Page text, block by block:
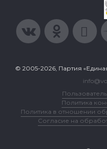
© 2005-2026, Партия
Политика
Политика в отношении
Согласие на